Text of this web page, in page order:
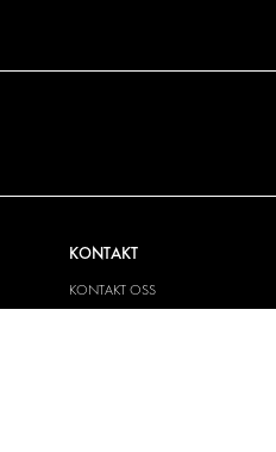
KONTAKT
KONTAKT OSS